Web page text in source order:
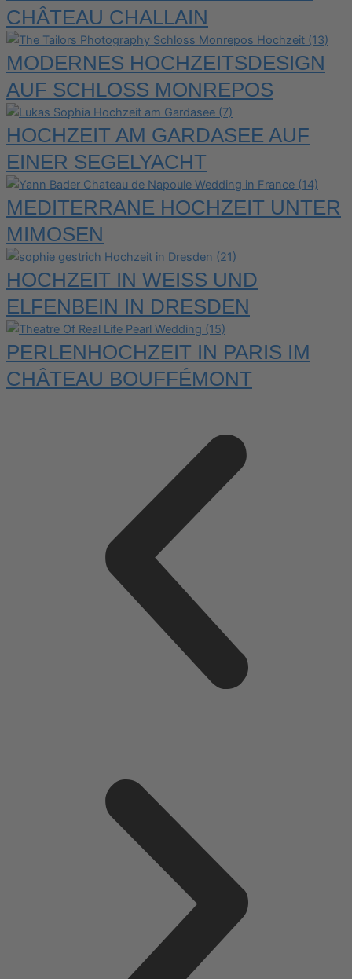
CHÂTEAU CHALLAIN
MODERNES HOCHZEITSDESIGN
AUF SCHLOSS MONREPOS
HOCHZEIT AM GARDASEE AUF
EINER SEGELYACHT
MEDITERRANE HOCHZEIT UNTER
MIMOSEN
HOCHZEIT IN WEISS UND E
LFENBEIN IN DRESDEN
PERLENHOCHZEIT IN PARIS IM
CHÂTEAU BOUFFÉMONT